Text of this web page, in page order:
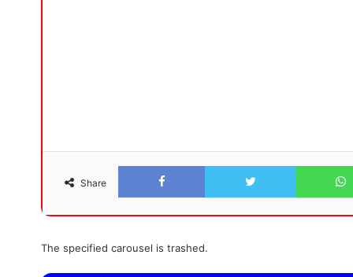
Share
Facebook Twitter
The specified carousel is trashed.